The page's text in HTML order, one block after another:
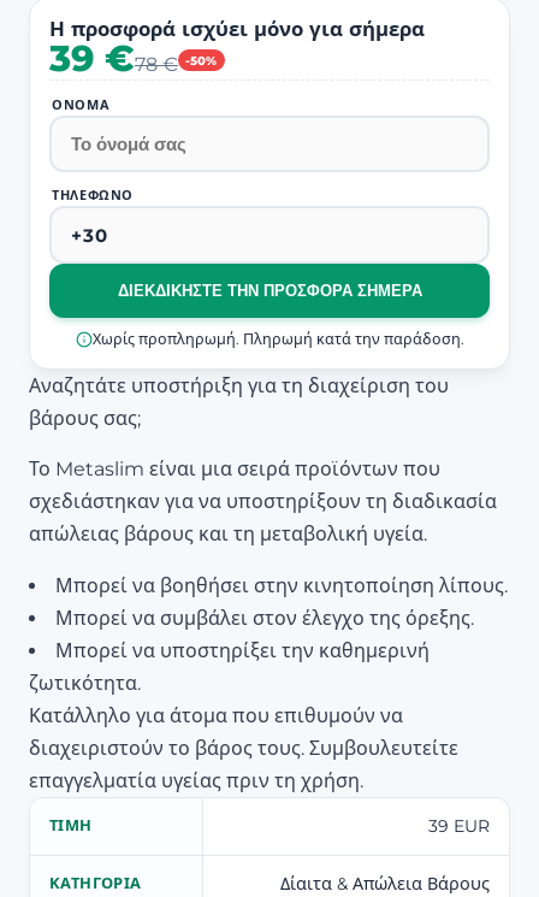
Η προσφορά ισχύει μόνο για σήμερα
-50%
39 €78 €
ΌΝΟΜΑ
ΤΗΛΈΦΩΝΟ
ΔΙΕΚΔΙΚΉΣΤΕ ΤΗΝ ΠΡΟΣΦΟΡΆ ΣΉΜΕΡΑ
Χωρίς προπληρωμή. Πληρωμή κατά την παράδοση.
Αναζητάτε υποστήριξη για τη διαχείριση του
βάρους σας;
Το Metaslim είναι μια σειρά προϊόντων που
σχεδιάστηκαν για να υποστηρίξουν τη διαδικασία
απώλειας βάρους και τη μεταβολική υγεία.
Μπορεί να βοηθήσει στην κινητοποίηση λίπους.
Μπορεί να συμβάλει στον έλεγχο της όρεξης.
Μπορεί να υποστηρίξει την καθημερινή
ζωτικότητα.
Κατάλληλο για άτομα που επιθυμούν να
διαχειριστούν το βάρος τους. Συμβουλευτείτε
επαγγελματία υγείας πριν τη χρήση.
ΤΙΜΉ 39 EUR
ΚΑΤΗΓΟΡΊΑ Δίαιτα & Απώλεια Βάρους